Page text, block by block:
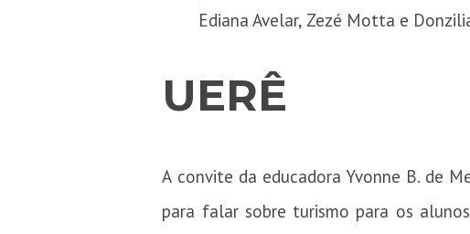
Ediana Avelar, Zezé Motta e
UERÊ
A convite da educadora Yvonne B. de
para falar sobre turismo para os